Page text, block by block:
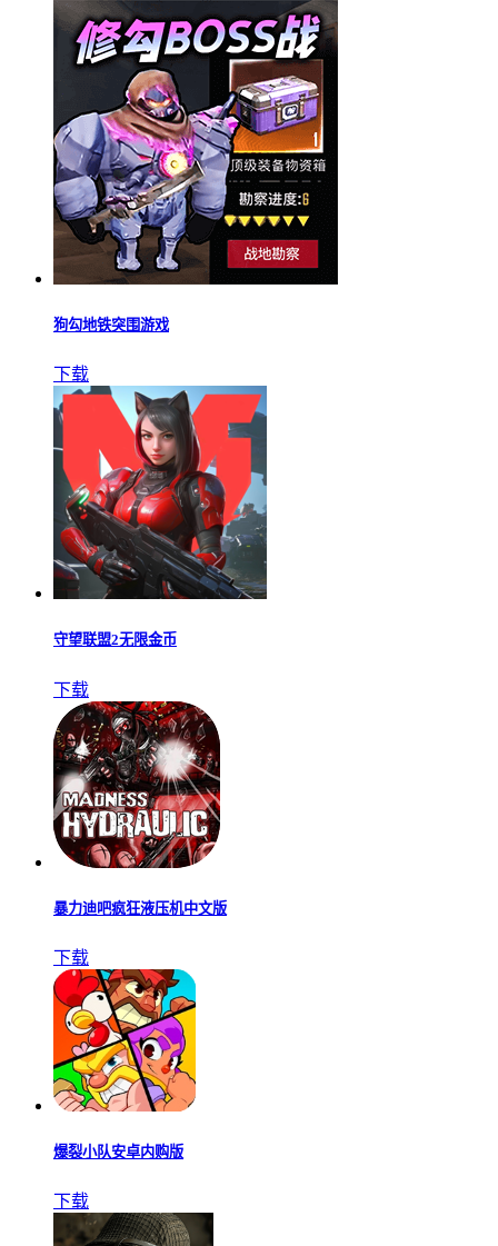
狗勾地铁突围游戏
下载
守望联盟2无限金币
下载
暴力迪吧疯狂液压机中文版
下载
爆裂小队安卓内购版
下载